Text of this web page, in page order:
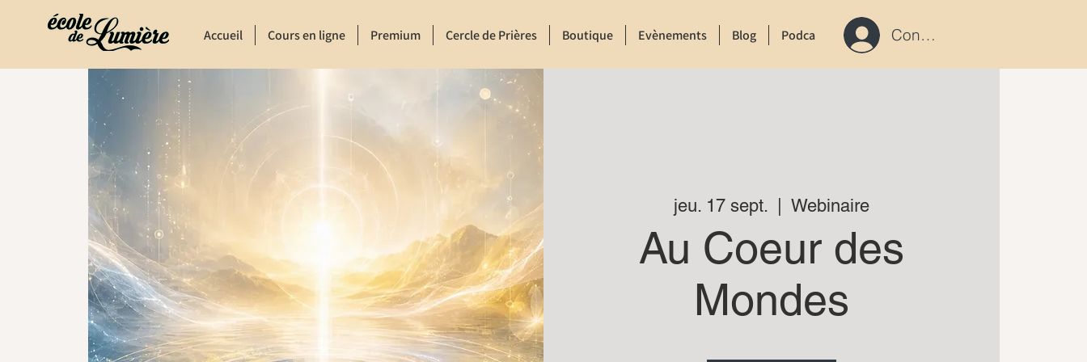
Accueil Cours en ligne Premium Cercle de Prières Boutique Evènements Blog Podcast ContactConnexion / S'inscrire
jeu. 17 sept.
  |
Webinaire
Au Coeur des
Mondes